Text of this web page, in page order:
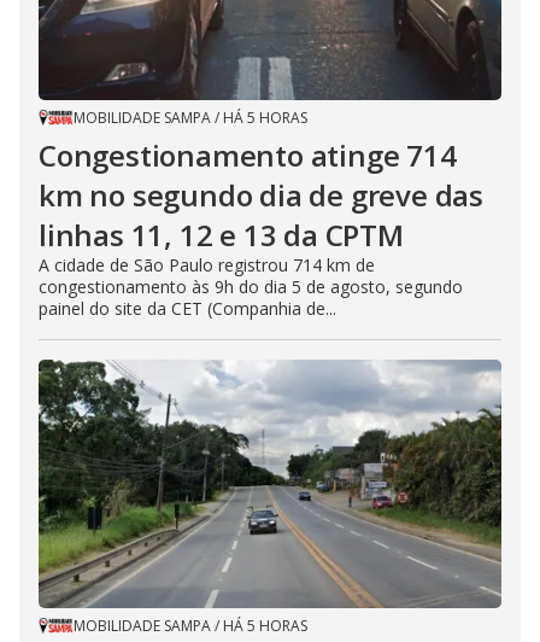
MOBILIDADE SAMPA/ HÁ 5 HORAS
Congestionamento atinge 714
km no segundo dia de greve das
linhas 11, 12 e 13 da CPTM
A cidade de São Paulo registrou 714 km de
congestionamento às 9h do dia 5 de agosto, segundo
painel do site da CET (Companhia de...
MOBILIDADE SAMPA/ HÁ 5 HORAS